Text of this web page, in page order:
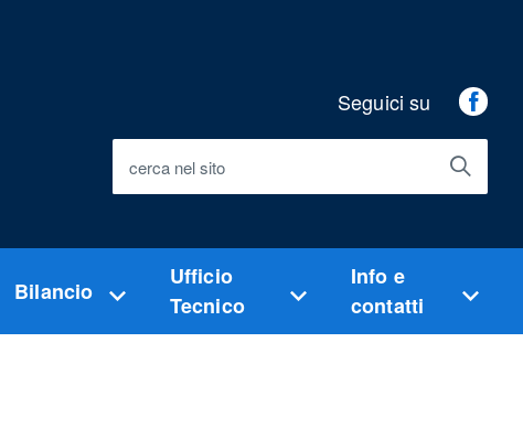
Seguici su
cerca nel sito
Bilancio
Ufficio
Tecnico
Info e
contatti